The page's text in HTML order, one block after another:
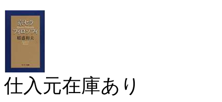
仕入元在庫あり